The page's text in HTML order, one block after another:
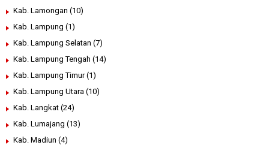
Kab. Lamongan (10)
Kab. Lampung (1)
Kab. Lampung Selatan (7)
Kab. Lampung Tengah (14)
Kab. Lampung Timur (1)
Kab. Lampung Utara (10)
Kab. Langkat (24)
Kab. Lumajang (13)
Kab. Madiun (4)